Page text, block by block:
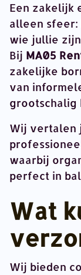
Een zakelijk
alleen sfeer:
wie jullie
Bij MA05
zakelijke
van
grootschalig
Wij vertalen
waarbij
perfect in
Wat
Wij bieden